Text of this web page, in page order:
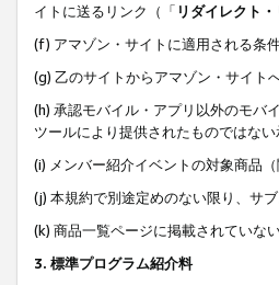
イトに送るリンク（「 リダイレクト
(f) アマゾン・サイトに適用される条
(g) 乙のサイトからアマゾン・サイト
(h) 承認モバイル・アプリ以外のモバ
ツールにより提供されたものではな
(i) メンバー紹介イベントの対象商品
(j) 本規約で別途定めのない限り、サ
(k) 商品一覧ページに掲載されていな
3. 標準プログラム紹介料